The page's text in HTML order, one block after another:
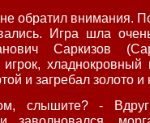
обратил внимания.
Игра шла
Саркизов
хладнокровный
и загребал золото и
слышите? - Вдруг